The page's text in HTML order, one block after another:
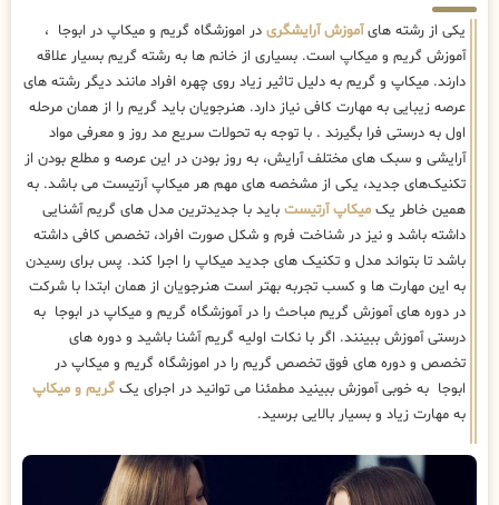
یکی از رشته هایآموزش آرایشگری در اموزشگاه گریم و میکاپ در ابوجا ،
آموزش گریم و میکاپ است. بسیاری از خانم ها به رشته گریم بسیار علاقه
دارند. میکاپ و گریم به دلیل تاثیر زیاد روی چهره افراد مانند دیگر رشته های
عرصه زیبایی به مهارت کافی نیاز دارد. هنرجویان باید گریم را از همان مرحله
اول به درستی فرا بگیرند . با توجه به تحولات سریع مد روز و معرفی مواد
آرایشی و سبک های مختلف آرایش، به روز بودن در این عرصه و مطلع بودن از
تکنیک‌های جدید، یکی از مشخصه های مهم هر میکاپ آرتیست می باشد. به
همین خاطر یک میکاپ آرتیست باید با جدیدترین مدل های گریم آشنایی
داشته باشد و نیز در شناخت فرم و شکل صورت افراد، تخصص کافی داشته
باشد تا بتواند مدل و تکنیک های جدید میکاپ را اجرا کند. پس برای رسیدن
به این مهارت ها و کسب تجربه بهتر است هنرجویان از همان ابتدا با شرکت
در دوره های آموزش گریم مباحث را در آموزشگاه گریم و میکاپ در ابوجا به
درستی آموزش ببینند. اگر با نکات اولیه گریم آشنا باشید و دوره های
تخصص و دوره های فوق تخصص گریم را در اموزشگاه گریم و میکاپ در
ابوجا به خوبی آموزش ببینید مطمئنا می توانید در اجرای یک گریم و میکاپ
به مهارت زیاد و بسیار بالایی برسید.